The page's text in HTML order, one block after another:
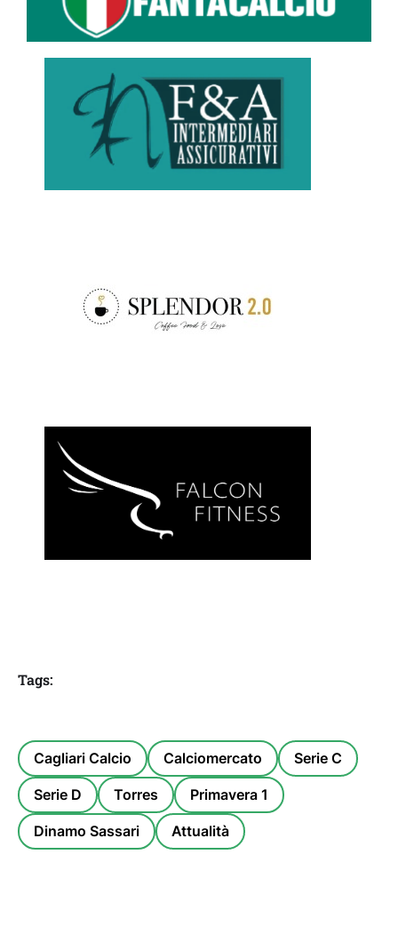
Tags:
Cagliari Calcio Calciomercato Serie C
Serie D Torres Primavera 1
Dinamo Sassari Attualità